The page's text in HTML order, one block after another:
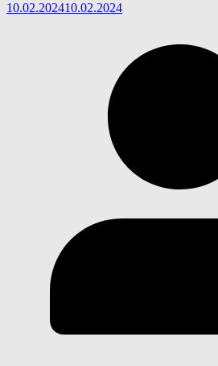
10.02.202410.02.2024